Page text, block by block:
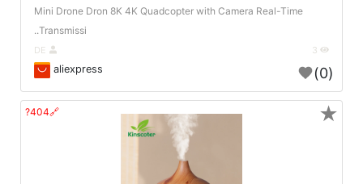
Mini Drone Dron 8K 4K Quadcopter with Camera Real-Time
Transmissi..
aliexpress (0)
🔗404? ★